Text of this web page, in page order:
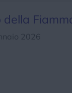
Login
della
2026